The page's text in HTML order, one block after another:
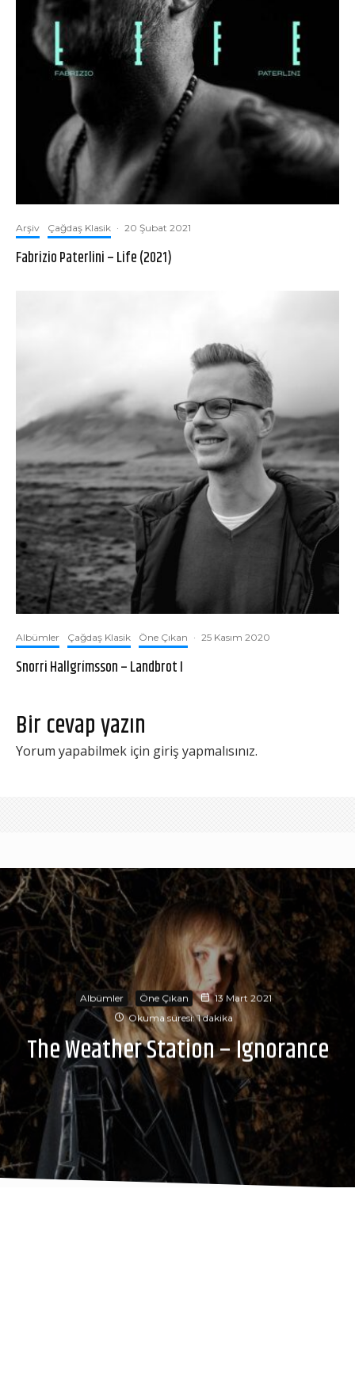
Arşiv Çağdaş Klasik · 20 Şubat 2021
Fabrizio Paterlini – Life (2021)
Albümler Çağdaş Klasik Öne Çıkan · 25 Kasım 2020
Snorri Hallgrímsson – Landbrot I
Bir cevap yazın
Yorum yapabilmek için giriş yapmalısınız.
Albümler Öne Çıkan
13 Mart 2021
Okuma süresi: 1 dakika
The Weather Station – Ignorance